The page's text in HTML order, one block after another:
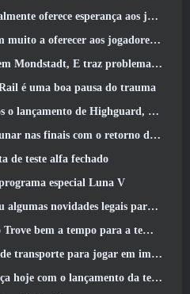
oferece esperança aos jogadores
aos jogadores, Particularmente divertido
com ele na atualização Luna V do Genshin Impact
é uma boa pausa do trauma
Wildlight Entertainment anuncia demissões
finais com o retorno do ‘Modo Bank It’
de teste alfa fechado
especial Luna V
para comemorar o ano novo lunar no Warframe
a tempo para a temporada do amor
transporte para jogar em impasse
da temporada Overwatch 1: Conquista